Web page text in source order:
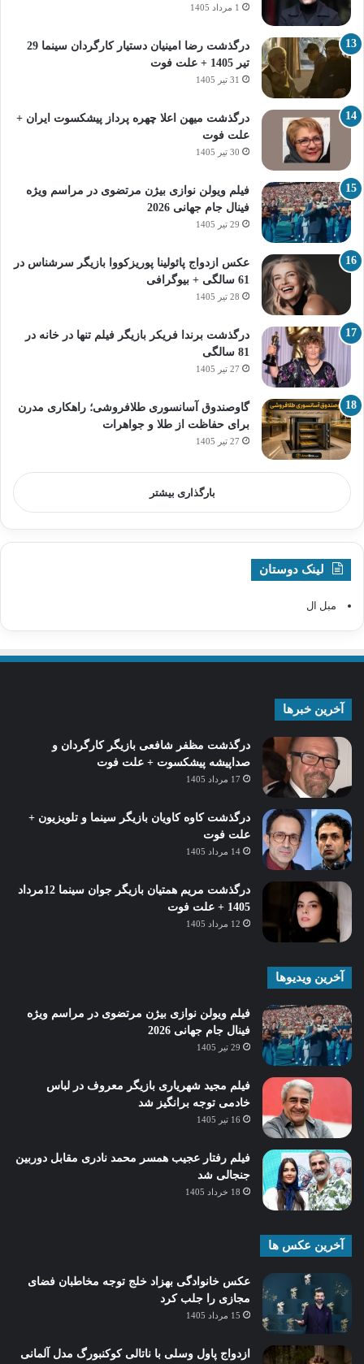
1 مرداد 1405
درگذشت رضا امینیان دستیار کارگردان سینما 29
تیر 1405 + علت فوت
31 تیر 1405
درگذشت میهن اعلا چهره پرداز پیشکسوت ایران +
علت فوت
30 تیر 1405
فیلم ویولن نوازی بیژن مرتضوی در مراسم ویژه
فینال جام جهانی 2026
29 تیر 1405
عکس ازدواج پائولینا پوریزکووا بازیگر سرشناس در
61 سالگی + بیوگرافی
28 تیر 1405
درگذشت برندا فریکر بازیگر فیلم تنها در خانه در
81 سالگی
27 تیر 1405
گاوصندوق آسانسوری طلافروشی؛ راهکاری مدرن
برای حفاظت از طلا و جواهرات
27 تیر 1405
بارگذاری بیشتر
لینک دوستان
مبل ال
آخرین خبرها
درگذشت مظفر شافعی بازیگر کارگردان و
صداپیشه پیشکسوت + علت فوت
17 مرداد 1405
درگذشت کاوه کاویان بازیگر سینما و تلویزیون +
علت فوت
14 مرداد 1405
درگذشت مریم همتیان بازیگر جوان سینما 12مرداد
1405 + علت فوت
12 مرداد 1405
آخرین ویدیوها
فیلم ویولن نوازی بیژن مرتضوی در مراسم ویژه
فینال جام جهانی 2026
29 تیر 1405
فیلم مجید شهریاری بازیگر معروف در لباس
خادمی توجه برانگیز شد
16 تیر 1405
فیلم رفتار عجیب همسر محمد نادری مقابل دوربین
جنجالی شد
18 خرداد 1405
آخرین عکس ها
عکس خانوادگی بهزاد خلج توجه مخاطبان فضای
مجازی را جلب کرد
15 مرداد 1405
ازدواج پاول وسلی با ناتالی کوکنبورگ مدل آلمانی